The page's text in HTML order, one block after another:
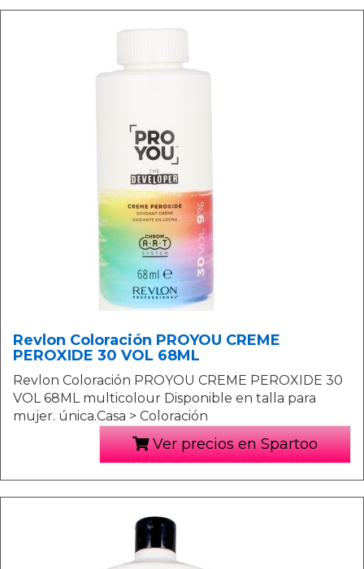
Revlon Coloración PROYOU CREME
PEROXIDE 30 VOL 68ML
Revlon Coloración PROYOU CREME PEROXIDE 30
VOL 68ML multicolour Disponible en talla para
mujer. única.Casa > Coloración
Ver precios en Spartoo